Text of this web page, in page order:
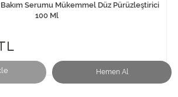
Hemen Al
Serumu Mükemmel Düz Pürüzleştirici
100 Ml